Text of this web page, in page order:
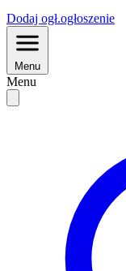
Dodaj ogł.ogłoszenie
Menu
Menu